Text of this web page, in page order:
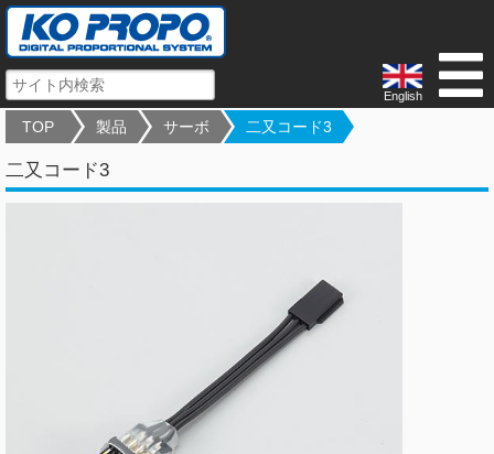
English
TOP 製品 サーボ 二又コード3
二又コード3